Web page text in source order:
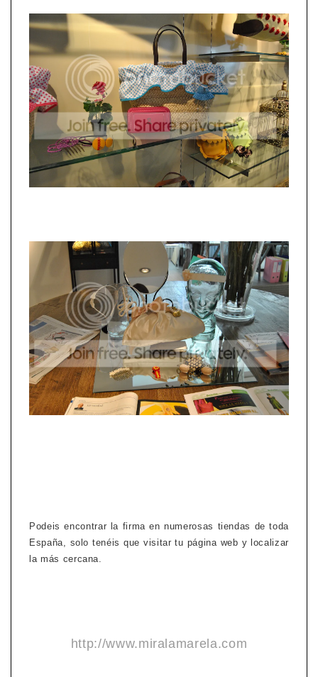
Podeis encontrar la firma en numerosas tiendas de toda
España, solo tenéis que visitar tu página web y localizar
la más cercana.
http://www.miralamarela.com